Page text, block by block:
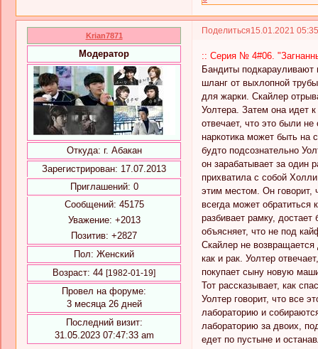
Поделиться15.01.2021
Krian7871
Модератор
Откуда: г. Абакан
Зарегистрирован: 17.07.2013
Приглашений: 0
Сообщений: 45175
Уважение: +2013
Позитив: +2827
Пол: Женский
Возраст: 44 [1982-01-19]
Провел на форуме:
3 месяца 26 дней
Последний визит:
31.05.2023 07:47:33 am
:: Серия № 4#06.
Бандиты подкарауливают
шланг от выхлопной
для жарки. Скайлер
Уолтера. Затем она идет
отвечает, что это были не
наркотика может быть на
будто подсознательно
он зарабатывает за один
прихватила с собой
этим местом. Он говорит,
всегда может обратиться
разбивает рамку,
объясняет, что не под
Скайлер не возвращается
как и рак. Уолтер
покупает сыну новую
Тот рассказывает, как
Уолтер говорит, что все
лабораторию и
лабораторию за двоих,
едет по пустыне и